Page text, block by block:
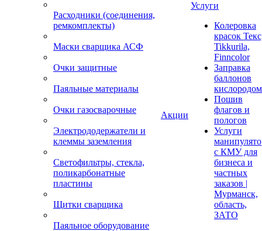
Расходники (соединения,
ремкомплекты)
Маски сварщика АСФ
Очки защитные
Паяльные материалы
Очки газосварочные
Электрододержатели и
клеммы заземления
Светофильтры, стекла,
поликарбонатные
пластины
Щитки сварщика
Паяльное оборудование
Акции
Услуги
Колеровка
красок
Tikkurila,
Finncolor
Заправка
баллонов
кислородом
Пошив
флагов и
пологов
Услуги
с КМУ для
бизнеса и
частных
заказов |
Мурманск,
область,
ЗАТО